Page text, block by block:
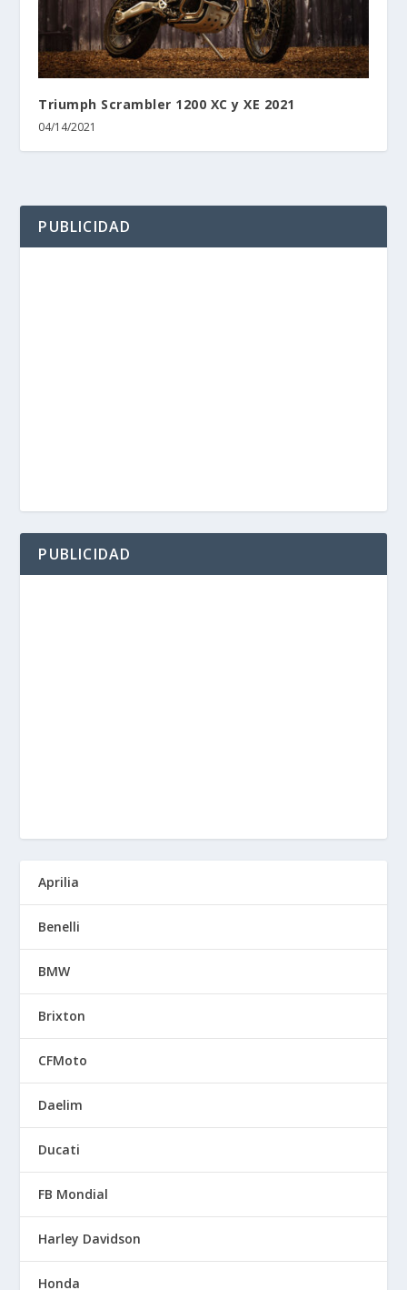
Triumph Scrambler 1200 XC y XE 2021
04/14/2021
PUBLICIDAD
PUBLICIDAD
Aprilia
Benelli
BMW
Brixton
CFMoto
Daelim
Ducati
FB Mondial
Harley Davidson
Honda